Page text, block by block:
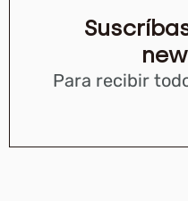
Para recibir